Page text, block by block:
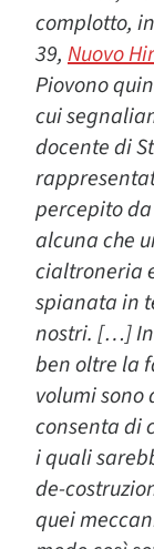
complotto,
39, Nuovo
Piovono
cui
docente di
percepito
alcuna che
cialtroneria
spianata in
nostri. […] In
ben oltre la
volumi sono
consenta di
i quali
de-
quei